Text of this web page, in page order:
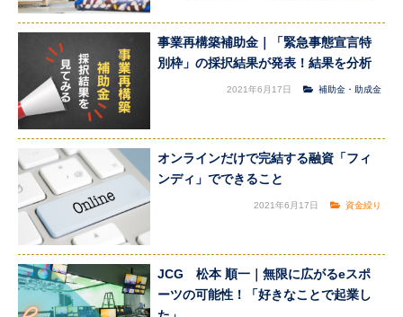
事業再構築補助金｜「緊急事態宣言特
別枠」の採択結果が発表！結果を分析
2021年6月17日 補助金・助成金
オンラインだけで完結する融資「フィ
ンディ」でできること
2021年6月17日 資金繰り
JCG 松本 順一｜無限に広がるeスポ
ーツの可能性！「好きなことで起業し